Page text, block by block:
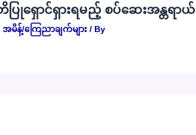
ပြုရှောင်ရှားရမည့် စပ်ဆေးအန္တရာယ်
အမိန့်/ကြေညာချက်များ/ By